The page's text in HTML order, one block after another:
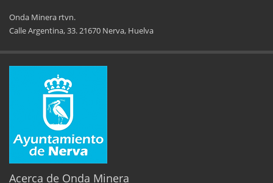
Onda Minera rtvn.
Calle Argentina, 33. 21670 Nerva, Huelva
Acerca de Onda Minera